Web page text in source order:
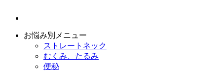
お悩み別メニュー
ストレートネック
むくみ、たるみ
便秘